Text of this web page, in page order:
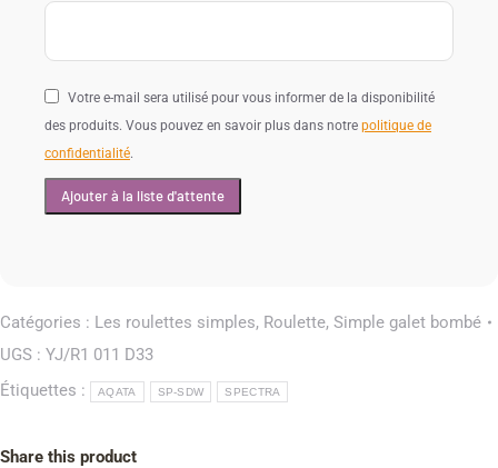
Votre e-mail sera utilisé pour vous informer de la disponibilité
des produits. Vous pouvez en savoir plus dans notre politique de
confidentialité.
Catégories : Les roulettes simples, Roulette, Simple galet bombé
UGS : YJ/R1 011 D33
Étiquettes :
AQATA SP-SDW SPECTRA
Share this product